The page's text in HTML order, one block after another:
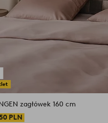
ALPÄNGEN zagłówek 160 cm
PLN